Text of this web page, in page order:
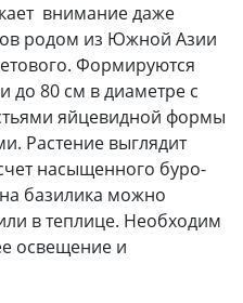
внимание даже
родом из Южной Азии
Формируются
до 80 см в диаметре с
яйцевидной формы
Растение выглядит
насыщенного буро-
базилика можно
в теплице. Необходим
освещение и